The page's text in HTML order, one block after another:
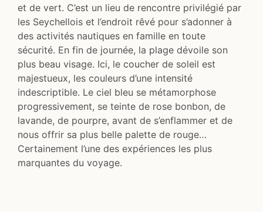
et de vert. C’est un lieu de rencontre privilégié par
les Seychellois et l’endroit rêvé pour s’adonner à
des activités nautiques en famille en toute
sécurité. En fin de journée, la plage dévoile son
plus beau visage. Ici, le coucher de soleil est
majestueux, les couleurs d’une intensité
indescriptible. Le ciel bleu se métamorphose
progressivement, se teinte de rose bonbon, de
lavande, de pourpre, avant de s’enflammer et de
nous offrir sa plus belle palette de rouge…
Certainement l’une des expériences les plus
marquantes du voyage.